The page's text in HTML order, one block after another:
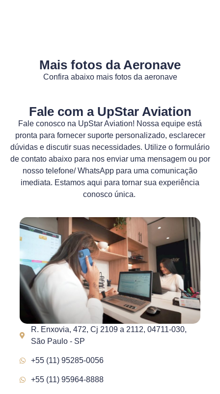
Mais fotos da Aeronave
Confira abaixo mais fotos da aeronave
Fale com a UpStar Aviation
Fale conosco na UpStar Aviation! Nossa equipe está
pronta para fornecer suporte personalizado, esclarecer
dúvidas e discutir suas necessidades. Utilize o formulário
de contato abaixo para nos enviar uma mensagem ou por
nosso telefone/ WhatsApp para uma comunicação
imediata. Estamos aqui para tornar sua experiência
conosco única.
R. Enxovia, 472, Cj 2109 a 2112, 04711-030,
São Paulo - SP
+55 (11) 95285-0056
+55 (11) 95964-8888